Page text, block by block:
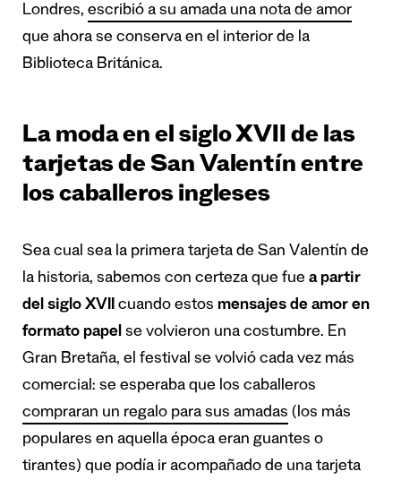
Londres, escribió a su amada una nota de amor
que ahora se conserva en el interior de la
Biblioteca Británica.
La moda en el siglo XVII de las
tarjetas de San Valentín entre
los caballeros ingleses
Sea cual sea la primera tarjeta de San Valentín de
la historia, sabemos con certeza que fue a partir
del siglo XVII cuando estos mensajes de amor en
formato papel se volvieron una costumbre. En
Gran Bretaña, el festival se volvió cada vez más
comercial: se esperaba que los caballeros
compraran un regalo para sus amadas (los más
populares en aquella época eran guantes o
tirantes) que podía ir acompañado de una tarjeta